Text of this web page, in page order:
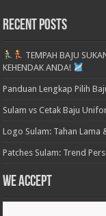
Recent Posts
TEMPAH BAJU
KEHENDAK ANDA!
Panduan Lengkap Pilih
Sulam vs Cetak Baju
Logo Sulam: Tahan Lama
Patches Sulam: Trend
We accept